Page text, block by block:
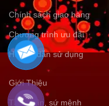
Chính sách giao hàng
Chương trình ưu đãi
Hướng dẫn sử dụng
Giới Thiệu
Tầm nhìn, sứ mệnh